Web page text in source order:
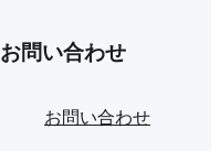
お問い合わせ
お問い合わせ